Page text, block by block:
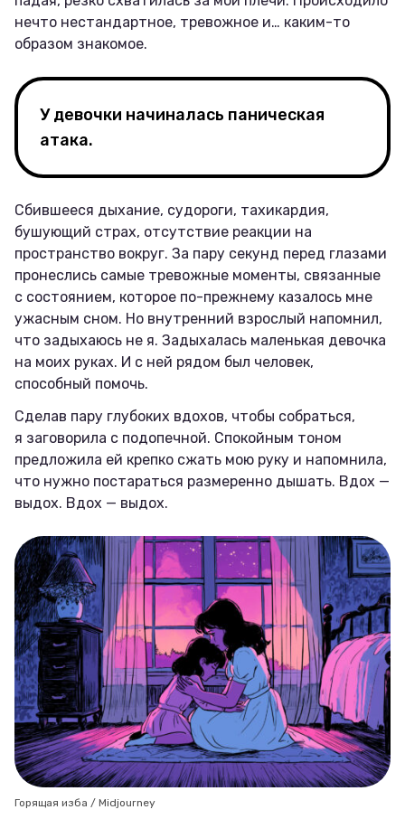
нечто нестандартное, тревожное и… каким-то
образом знакомое.
У девочки начиналась паническая
атака.
Сбившееся дыхание, судороги, тахикардия,
бушующий страх, отсутствие реакции на
пространство вокруг. За пару секунд перед глазами
пронеслись самые тревожные моменты, связанные
с состоянием, которое по-прежнему казалось мне
ужасным сном. Но внутренний взрослый напомнил,
что задыхаюсь не я. Задыхалась маленькая девочка
на моих руках. И с ней рядом был человек,
способный помочь.
Сделав пару глубоких вдохов, чтобы собраться,
я заговорила с подопечной. Спокойным тоном
предложила ей крепко сжать мою руку и напомнила,
что нужно постараться размеренно дышать. Вдох —
выдох. Вдох — выдох.
Горящая изба / Midjourney